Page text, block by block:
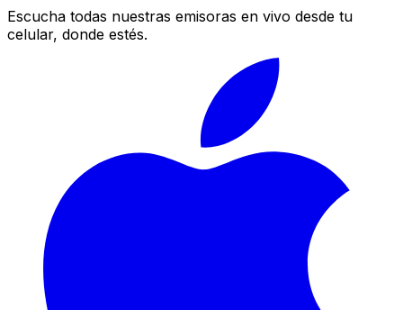
Escucha todas nuestras emisoras en vivo desde tu
celular, donde estés.